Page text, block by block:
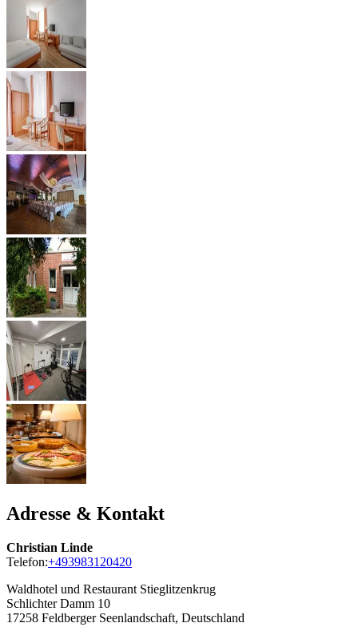
Adresse & Kontakt
Christian Linde
Telefon:+493983120420
Waldhotel und Restaurant Stieglitzenkrug
Schlichter Damm 10
17258 Feldberger Seenlandschaft, Deutschland